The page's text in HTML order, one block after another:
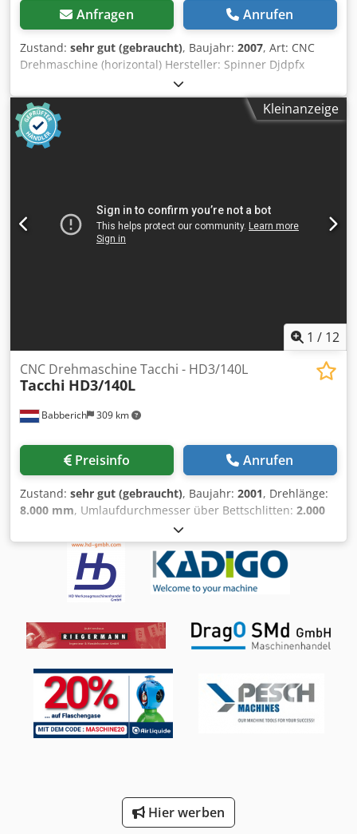
Anfragen Anrufen
Zustand: sehr gut (gebraucht), Baujahr: 2007, Art: CNC
Drehmaschine (horizontal) Hersteller: Spinner Djdpfx
Agoyki Hmsxskr Typ: TC 52 Baujahr: 2007 SN: 123445
Steuerung: Fanuc Drei-Achsen-Maschine: XZ C (C-Achse
reine Positionier-Achse: Keine angetriebene Werkzeuge)
Stangendurchmesser 42 mm Dreibackenfutter : 165 mm
Betriebs-/Spindelstunden: ca. 32.500 h / 6.400 h
Kleinanzeige
1 / 12
Babberich 309 km
CNC Drehmaschine Tacchi - HD3/140L
Tacchi HD3/140L
Preisinfo Anrufen
Zustand: sehr gut (gebraucht), Baujahr: 2001, Drehlänge:
8.000 mm, Umlaufdurchmesser über Bettschlitten: 2.000
, Werkstückgewicht (max.):
Umlaufdurchmesser über Oberschlitten:1.550 mm,
Drehdurchmesser Bett Ø 2000 mm Drehdurchmesser
Schlitten 1550 mm Drehlänge 8000 mm Spindelbohrung
150 mm Leistung Spindel 95 kW Bettbreite 1400 mm Pinole
Werkstückgewicht 25000 Leistung 95 A Drehzahl 360 Rpm
Vorschub X - Achse 0 - 6000 mm/min. Vorschub Z- Achse 0
Die Informationen auf dieser Seite wurden nach bestem
Wissen undGewissen von uns , und soweit möglich , vom
Hersteller bezogen.Die Informationen werden im guten
Glauben abgegeben, aber die Genauigkeit kann
Hier werben